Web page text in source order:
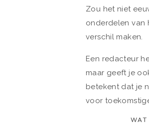
Zou het niet
onderdelen van
verschil maken.
Een redacteur
maar geeft je
betekent dat je
voor
WAT